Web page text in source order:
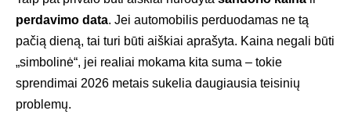
perdavimo data. Jei automobilis perduodamas ne tą
pačią dieną, tai turi būti aiškiai aprašyta. Kaina negali būti
„simbolinė“, jei realiai mokama kita suma – tokie
sprendimai 2026 metais sukelia daugiausia teisinių
problemų.